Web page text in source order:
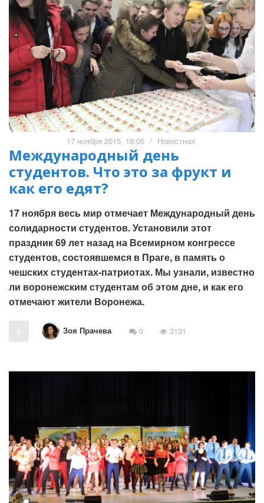
17 ноября 2015, 19:05 / Новостная
Международный день
студентов. Что это за фрукт и
как его едят?
17 ноября весь мир отмечает Международный день
солидарности студентов. Установили этот
праздник 69 лет назад на Всемирном конгрессе
студентов, состоявшемся в Праге, в память о
чешских студентах-патриотах. Мы узнали, известно
ли воронежским студентам об этом дне, и как его
отмечают жители Воронежа.
1 Зоя Прачева 0 3131